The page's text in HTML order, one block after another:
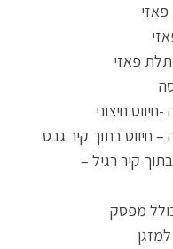
פאזי
חיצוני
חיווט בתוך קיר גבס
קיר רגיל –
מפסק